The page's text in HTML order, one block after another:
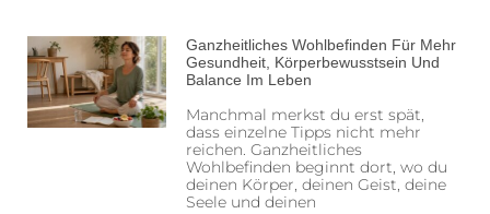
Ganzheitliches Wohlbefinden Für Mehr
Gesundheit, Körperbewusstsein Und
Balance Im Leben
Manchmal merkst du erst spät,
dass einzelne Tipps nicht mehr
reichen. Ganzheitliches
Wohlbefinden beginnt dort, wo du
deinen Körper, deinen Geist, deine
Seele und deinen